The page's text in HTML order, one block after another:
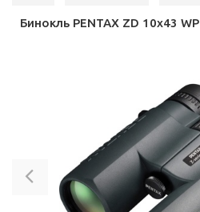
Бинокль PENTAX ZD 10x43 WP
Previous